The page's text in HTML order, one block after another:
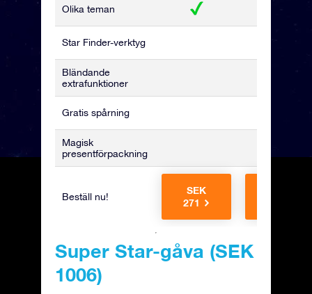
Olika teman
Star Finder-verktyg
Bländande
extrafunktioner
Gratis spårning
Magisk
presentförpackning
Beställ nu!
SEK
271
Super Star-gåva (SEK
1006)